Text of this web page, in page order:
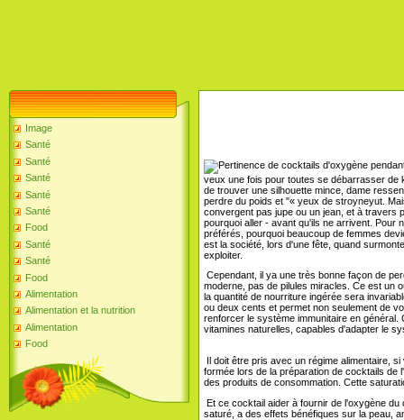
Image
Santé
Santé
Santé
Santé
Santé
Food
Santé
Santé
Food
Alimentation
Alimentation et la nutrition
Alimentation
Food
veux une fois pour toutes se débarrasser de
de trouver une silhouette mince, dame
perdre du poids et "« yeux de stroyneyut.
convergent pas jupe ou un jean, et à travers
pourquoi aller - avant qu'ils ne arrivent. Pour
préférés, pourquoi beaucoup de femmes
est la société, lors d'une fête, quand
exploiter.
Cependant, il ya une très bonne façon de
moderne, pas de pilules miracles. Ce est un
la quantité de nourriture ingérée sera
ou deux cents et permet non seulement de
renforcer le système immunitaire en
vitamines naturelles, capables d'adapter le
Il doit être pris avec un régime alimentaire,
formée lors de la préparation de cocktails de
des produits de consommation. Cette
Et ce cocktail aider à fournir de l'oxygène
saturé, a des effets bénéfiques sur la peau,